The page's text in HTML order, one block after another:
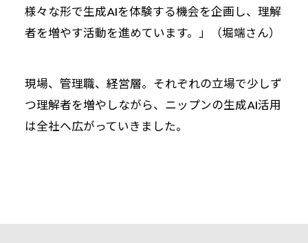
様々な形で生成AIを体験する機会を企画し、理解
者を増やす活動を進めています。」（堀端さん）
現場、管理職、経営層。それぞれの立場で少しず
つ理解者を増やしながら、ニップンの生成AI活用
は全社へ広がっていきました。